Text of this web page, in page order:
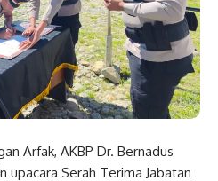
Arfak, AKBP Dr. Bernadus
upacara Serah Terima Jabatan